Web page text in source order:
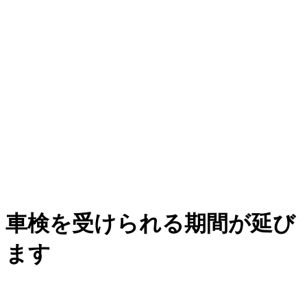
車検を受けられる期間が延び
ます